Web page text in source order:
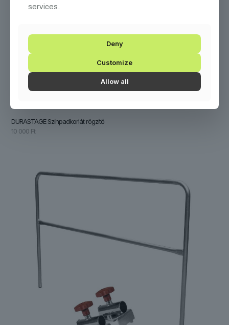
DURASTAGE Színpadkorlát rögzítő
10 000 Ft
services.
Deny
Customize
Allow all